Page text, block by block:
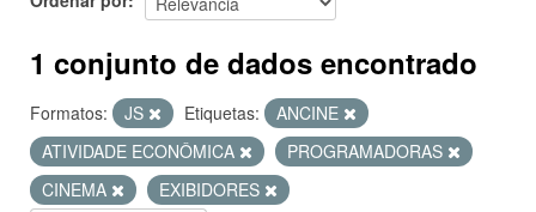
1 conjunto de dados encontrado
Formatos: JS Etiquetas:
ANCINE
ATIVIDADE ECONÔMICA
PROGRAMADORAS
CINEMA
EXIBIDORES